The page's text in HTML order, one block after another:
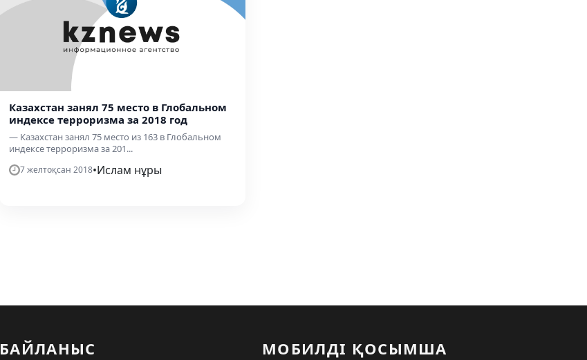
Казахстан занял 75 место в Глобальном
индексе терроризма за 2018 год
— Казахстан занял 75 место из 163 в Глобальном
индексе терроризма за 201...
7 желтоқсан 2018•Ислам нұры
БАЙЛАНЫС МОБИЛДІ ҚОСЫМША